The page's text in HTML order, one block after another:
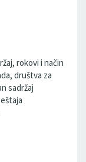
rokovi i način
društva za
sadržaj